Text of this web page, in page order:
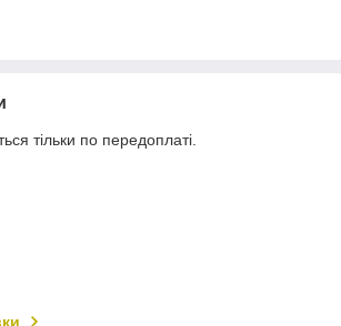
тільки по передоплаті.